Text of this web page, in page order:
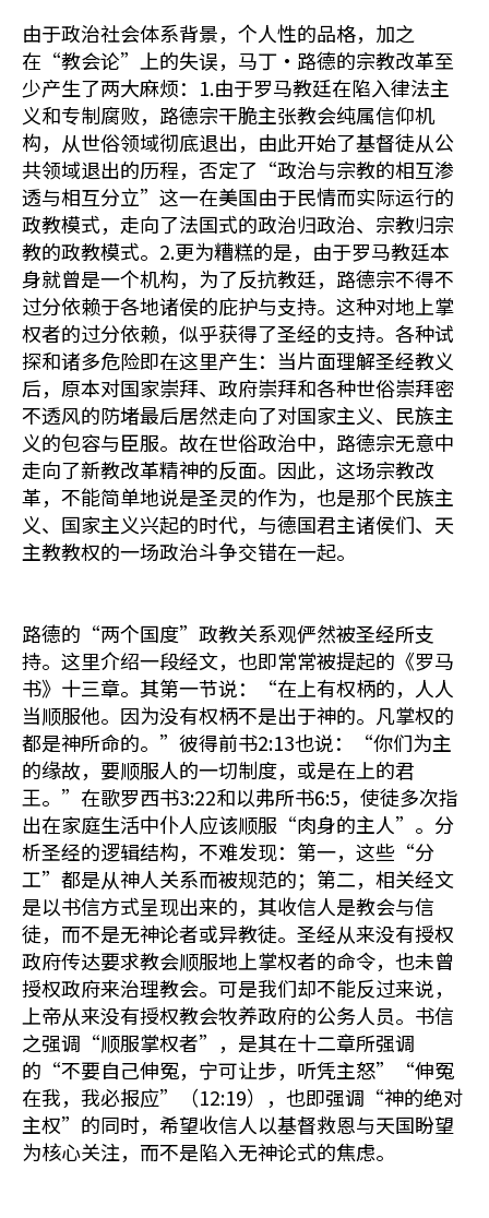
由于政治社会体系背景，个人性的品格，加之
在“教会论”上的失误，马丁·路德的宗教改革至
少产生了两大麻烦：1.由于罗马教廷在陷入律法主
义和专制腐败，路德宗干脆主张教会纯属信仰机
构，从世俗领域彻底退出，由此开始了基督徒从公
共领域退出的历程，否定了“政治与宗教的相互渗
透与相互分立”这一在美国由于民情而实际运行的
政教模式，走向了法国式的政治归政治、宗教归宗
教的政教模式。2.更为糟糕的是，由于罗马教廷本
身就曾是一个机构，为了反抗教廷，路德宗不得不
过分依赖于各地诸侯的庇护与支持。这种对地上掌
权者的过分依赖，似乎获得了圣经的支持。各种试
探和诸多危险即在这里产生：当片面理解圣经教义
后，原本对国家崇拜、政府崇拜和各种世俗崇拜密
不透风的防堵最后居然走向了对国家主义、民族主
义的包容与臣服。故在世俗政治中，路德宗无意中
走向了新教改革精神的反面。因此，这场宗教改
革，不能简单地说是圣灵的作为，也是那个民族主
义、国家主义兴起的时代，与德国君主诸侯们、天
主教教权的一场政治斗争交错在一起。
路德的“两个国度”政教关系观俨然被圣经所支
持。这里介绍一段经文，也即常常被提起的《罗马
书》十三章。其第一节说：“在上有权柄的，人人
当顺服他。因为没有权柄不是出于神的。凡掌权的
都是神所命的。”彼得前书2:13也说：“你们为主
的缘故，要顺服人的一切制度，或是在上的君
王。”在歌罗西书3:22和以弗所书6:5，使徒多次指
出在家庭生活中仆人应该顺服“肉身的主人”。分
析圣经的逻辑结构，不难发现：第一，这些“分
工”都是从神人关系而被规范的；第二，相关经文
是以书信方式呈现出来的，其收信人是教会与信
徒，而不是无神论者或异教徒。圣经从来没有授权
政府传达要求教会顺服地上掌权者的命令，也未曾
授权政府来治理教会。可是我们却不能反过来说，
上帝从来没有授权教会牧养政府的公务人员。书信
之强调“顺服掌权者”，是其在十二章所强调
的“不要自己伸冤，宁可让步，听凭主怒”“伸冤
在我，我必报应”（12:19），也即强调“神的绝对
主权”的同时，希望收信人以基督救恩与天国盼望
为核心关注，而不是陷入无神论式的焦虑。